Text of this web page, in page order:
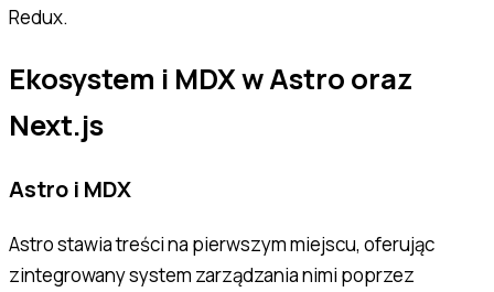
Redux.
Ekosystem i MDX w Astro oraz
Next.js
Astro i MDX
Astro stawia treści na pierwszym miejscu, oferując
zintegrowany system zarządzania nimi poprzez